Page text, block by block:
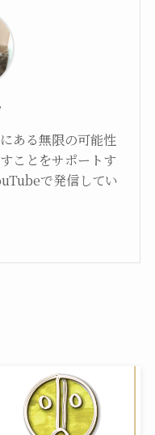
ある無限の可能性
ことをサポートす
で発信してい